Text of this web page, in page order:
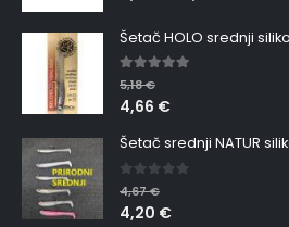
5.00out of 5
5,18€
4,66 €
0 out of 5
4,67€
4,20 €